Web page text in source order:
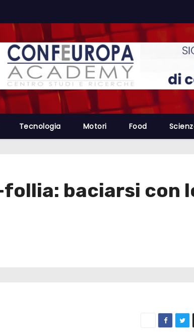
Tecnologia Motori Food
follia: baciarsi con